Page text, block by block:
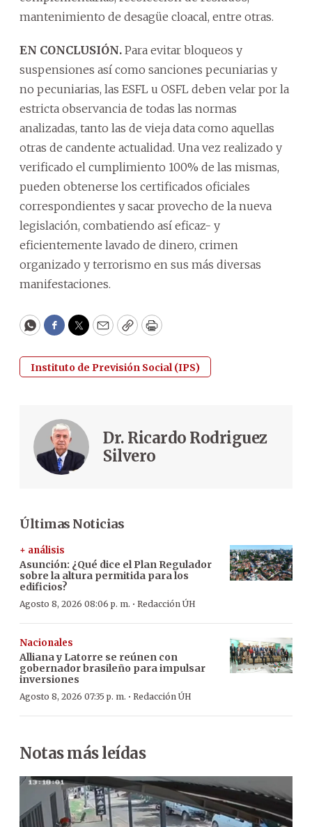
mantenimiento de desagüe cloacal, entre otras.
EN CONCLUSIÓN. Para evitar bloqueos y
suspensiones así como sanciones pecuniarias y
no pecuniarias, las ESFL u OSFL deben velar por la
estricta observancia de todas las normas
analizadas, tanto las de vieja data como aquellas
otras de candente actualidad. Una vez realizado y
verificado el cumplimiento 100% de las mismas,
pueden obtenerse los certificados oficiales
correspondientes y sacar provecho de la nueva
legislación, combatiendo así eficaz- y
eficientemente lavado de dinero, crimen
organizado y terrorismo en sus más diversas
manifestaciones.
WhatsApp
Facebook
Twitter
EmailCopyPrint
Instituto de Previsión Social (IPS)
Dr. Ricardo Rodriguez
Silvero
Últimas Noticias
+ análisis
Asunción: ¿Qué dice el Plan Regulador
sobre la altura permitida para los
edificios?
Agosto 8, 2026 08:06 p. m. · Redacción ÚH
Nacionales
Alliana y Latorre se reúnen con
gobernador brasileño para impulsar
inversiones
Agosto 8, 2026 07:35 p. m. · Redacción ÚH
Notas más leídas